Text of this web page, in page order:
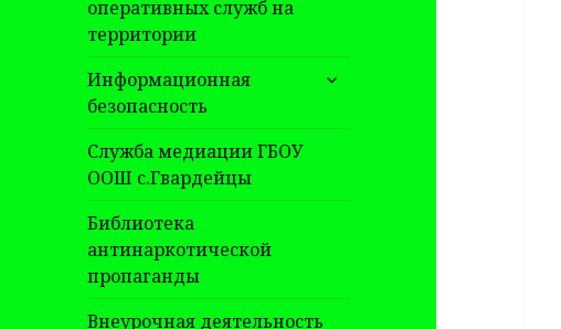
оперативных служб на
территории
Информационная
безопасность
раскрыть
Служба медиации ГБОУ
ООШ с.Гвардейцы
Библиотека
антинаркотической
пропаганды
Внеурочная деятельность